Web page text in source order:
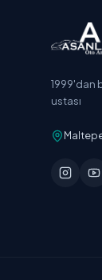
1999'dan
ustası